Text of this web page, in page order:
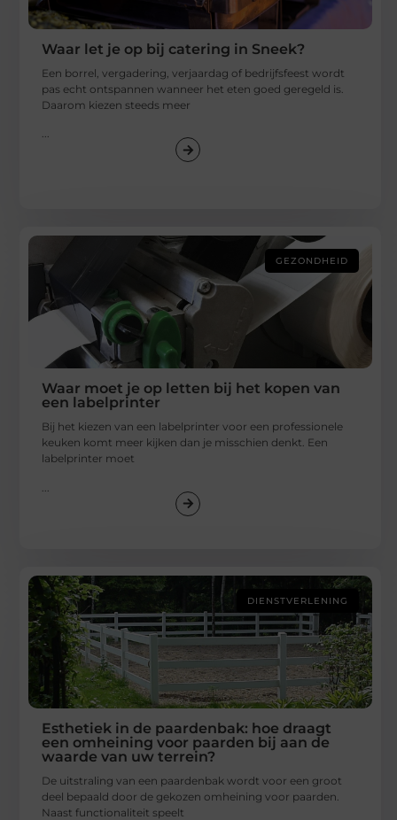
Waar let je op bij catering in Sneek?
Een borrel, vergadering, verjaardag of bedrijfsfeest wordt
pas echt ontspannen wanneer het eten goed geregeld is.
Daarom kiezen steeds meer
...
GEZONDHEID
Waar moet je op letten bij het kopen van
een labelprinter
Bij het kiezen van een labelprinter voor een professionele
keuken komt meer kijken dan je misschien denkt. Een
labelprinter moet
DIENSTVERLENING
Esthetiek in de paardenbak: hoe draagt
een omheining voor paarden bij aan de
waarde van uw terrein?
De uitstraling van een paardenbak wordt voor een groot
deel bepaald door de gekozen omheining voor paarden.
Naast functionaliteit speelt